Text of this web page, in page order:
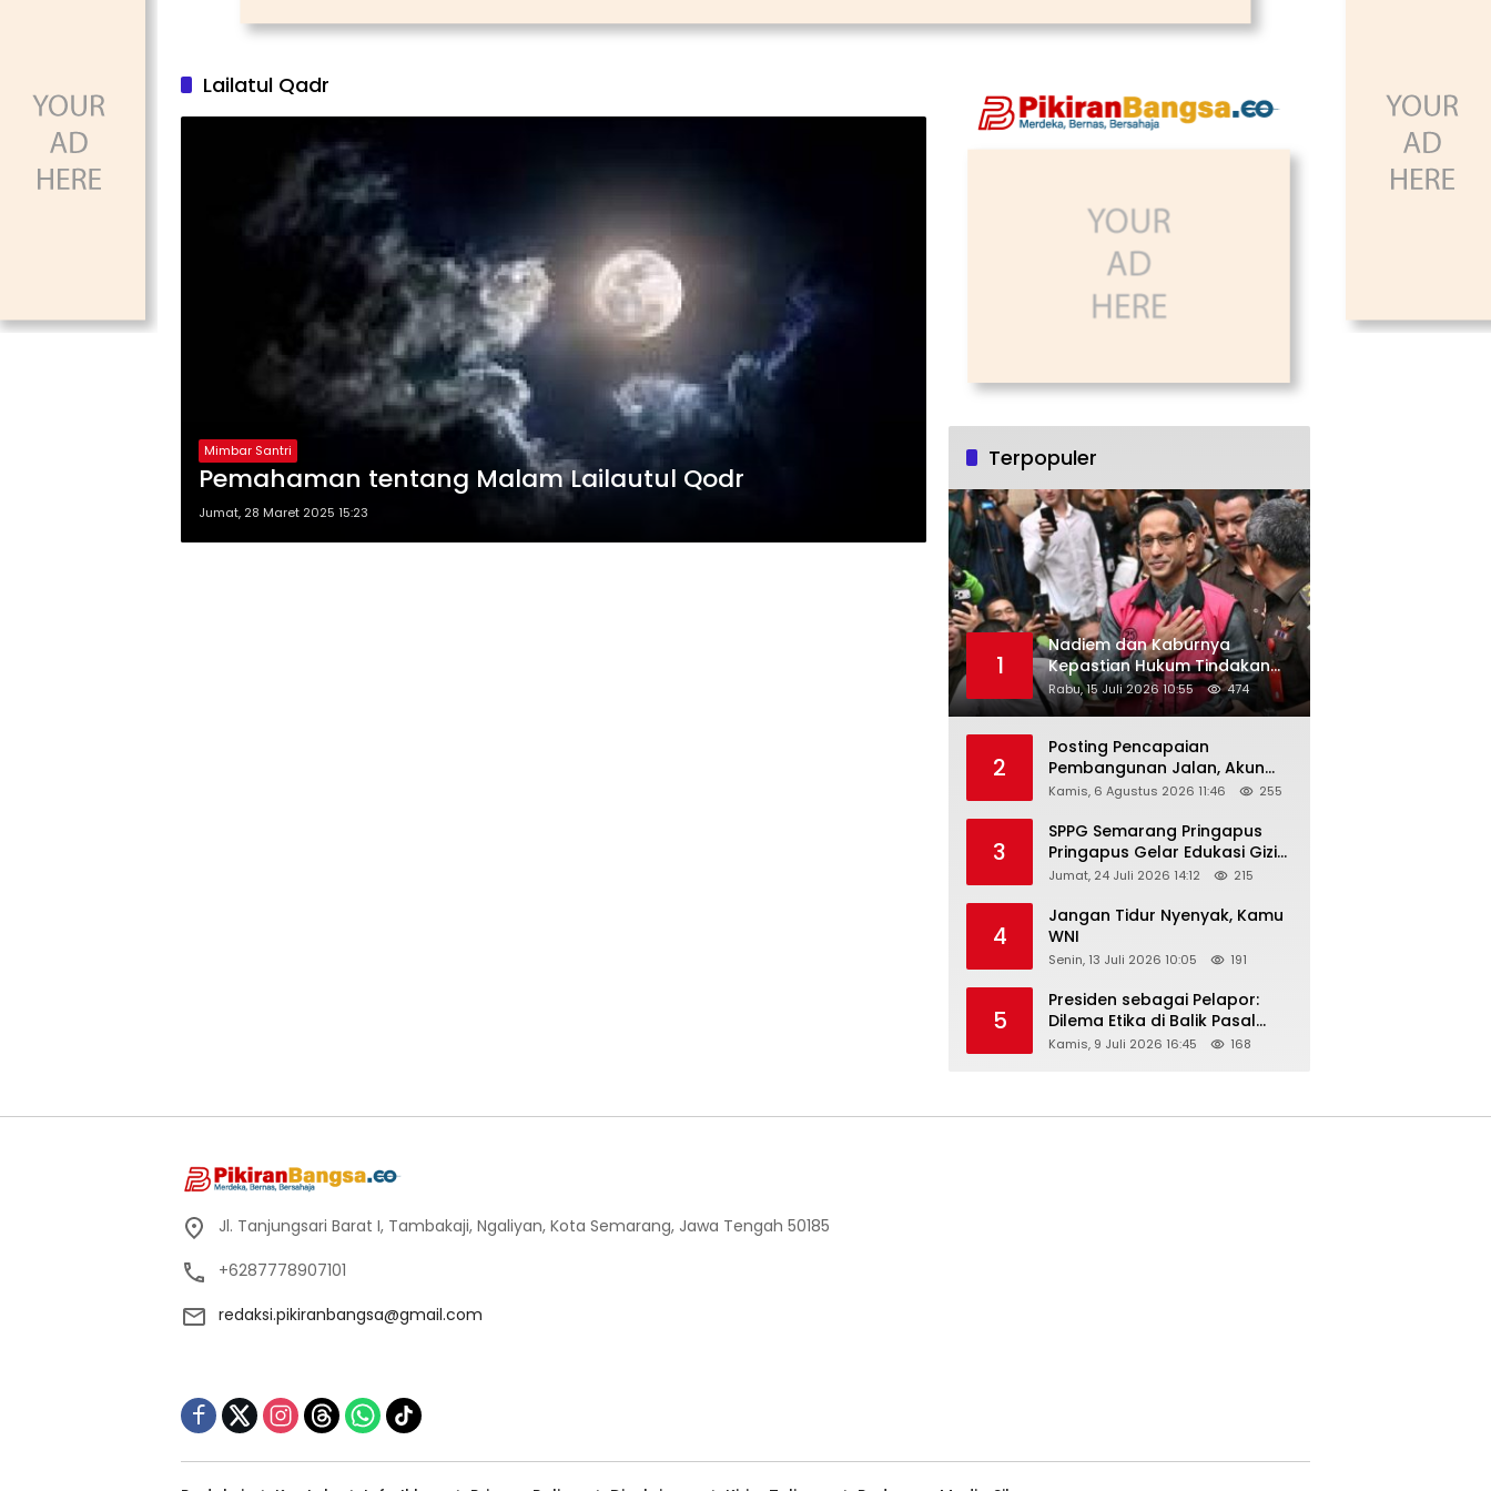
Lailatul Qadr
Mimbar Santri
Pemahaman tentang Malam Lailautul Qodr
Jumat, 28 Maret 2025 15:23
Terpopuler
1
Nadiem dan Kaburnya
Kepastian Hukum Tindakan
Pejabat Publik
Rabu, 15 Juli 2026 10:55 474
2
Posting Pencapaian
Pembangunan Jalan, Akun
Facebook Pemerintah
“Dirujak” Warganet
Kamis, 6 Agustus 2026 11:46 255
3
SPPG Semarang Pringapus
Pringapus Gelar Edukasi Gizi
di PAUD Bina Balita Peringati
Jumat, 24 Juli 2026 14:12 215
4
Jangan Tidur Nyenyak, Kamu
WNI
Senin, 13 Juli 2026 10:05 191
5
Presiden sebagai Pelapor:
Dilema Etika di Balik Pasal
218–220 KUHP
Kamis, 9 Juli 2026 16:45 168
Jl. Tanjungsari Barat I, Tambakaji, Ngaliyan, Kota Semarang, Jawa Tengah 50185
+6287778907101
redaksi.pikiranbangsa@gmail.com